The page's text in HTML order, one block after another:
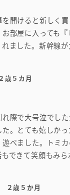
を開けると新しく
お部屋に入っても
ました。新幹線
５カ月
れ際で大号泣でし
た。とても嬉しか
遊べました。トミ
もできて笑顔もみら
２歳５か月